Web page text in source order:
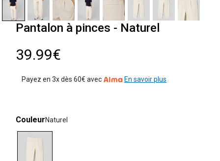
Pantalon à pinces - Naturel
39.99€
Payez en 3x dès 60€ avec En savoir plus
CouleurNaturel